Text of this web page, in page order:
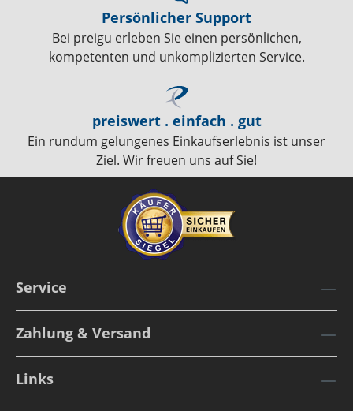
Persönlicher Support
Bei preigu erleben Sie einen persönlichen,
kompetenten und unkomplizierten Service.
preiswert . einfach . gut
Ein rundum gelungenes Einkaufserlebnis ist unser
Ziel. Wir freuen uns auf Sie!
Service
Zahlung & Versand
Links